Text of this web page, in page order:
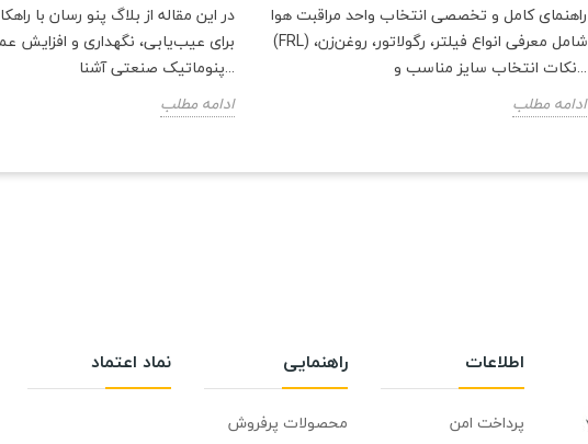
در این مقاله از بلاگ پنو رسان با
برای عیب‌یابی، نگهداری و افزایش
پنوماتیک صنعتی آشنا...
ادامه مطلب
راهنمای کامل و تخصصی انتخاب واحد مراقبت هوا
(FRL) شامل معرفی انواع فیلتر، رگولاتور، روغن‌زن،
نکات انتخاب سایز مناسب و...
ادامه مطلب
اطلاعات
پرداخت امن
راهنمایی
محصولات پرفروش
نماد اعتماد